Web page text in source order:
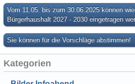
Vom 11.05. bis zum 30.06.2025 können
Bürgerhaushalt 2027 - 2030 eingetragen
Sie können für die Vorschläge abstimmen!
Kategorien